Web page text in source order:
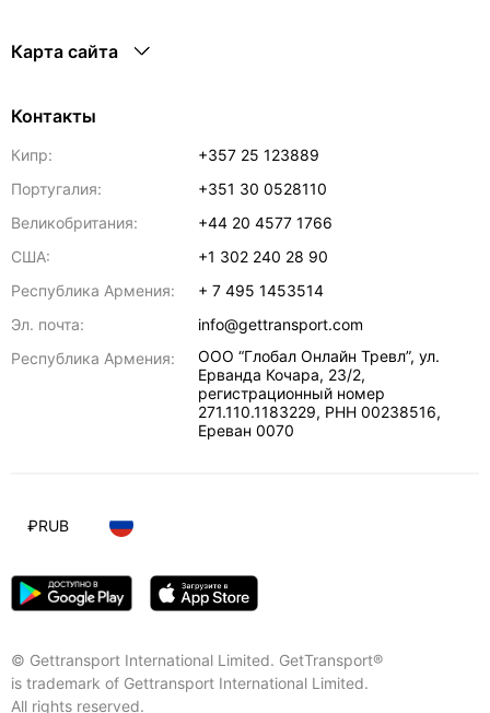
Карта сайта
Контакты
Кипр:
+357 25 123889
Португалия:
+351 30 0528110
Великобритания:
+44 20 4577 1766
США:
+1 302 240 28 90
Республика Армения:
+ 7 495 1453514
Эл. почта:
info@gettransport.com
Республика Армения:
ООО “Глобал Онлайн Тревл”, ул.
Ерванда Кочара, 23/2,
регистрационный номер
271.110.1183229, РНН 00238516,
Ереван 0070
© Gettransport International Limited. GetTransport®
is trademark of Gettransport International Limited.
All rights reserved.
₽RUB